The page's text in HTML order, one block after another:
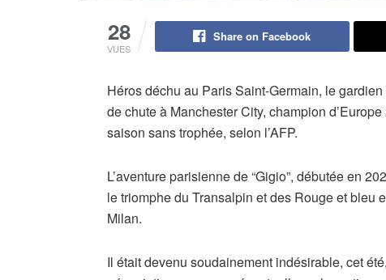
28
VUES
Share on Facebook
Héros déchu au Paris Saint-Germain, le
de chute à Manchester City, champion
saison sans trophée, selon l’AFP.
L’aventure parisienne de “Gigio”, débutée en
le triomphe du Transalpin et des Rouge et bleu
Milan.
Il était devenu soudainement indésirable, cet